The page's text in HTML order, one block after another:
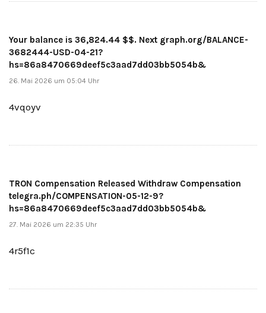
Your balance is 36,824.44 $$. Next graph.org/BALANCE-
3682444-USD-04-21?
hs=86a8470669deef5c3aad7dd03bb5054b&
26. Mai 2026 um 05:04 Uhr
4vqoyv
TRON Compensation Released Withdraw Compensation
telegra.ph/COMPENSATION-05-12-9?
hs=86a8470669deef5c3aad7dd03bb5054b&
27. Mai 2026 um 22:35 Uhr
4r5f1c